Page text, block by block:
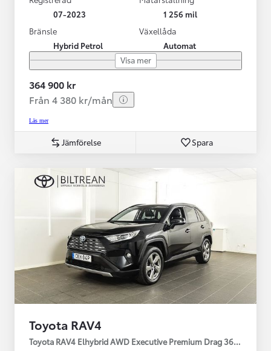
07-2023
1 256 mil
Bränsle
Hybrid Petrol
Växellåda
Automat
Visa mer
364 900 kr
Från 4 380 kr/mån
Läs mer
Jämförelse Spara
Toyota RAV4
Toyota RAV4 Elhybrid AWD Executive Premium Drag 360-kamera